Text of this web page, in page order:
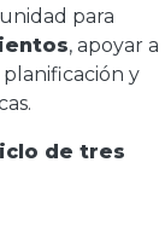
para
, apoyar a
y
de tres